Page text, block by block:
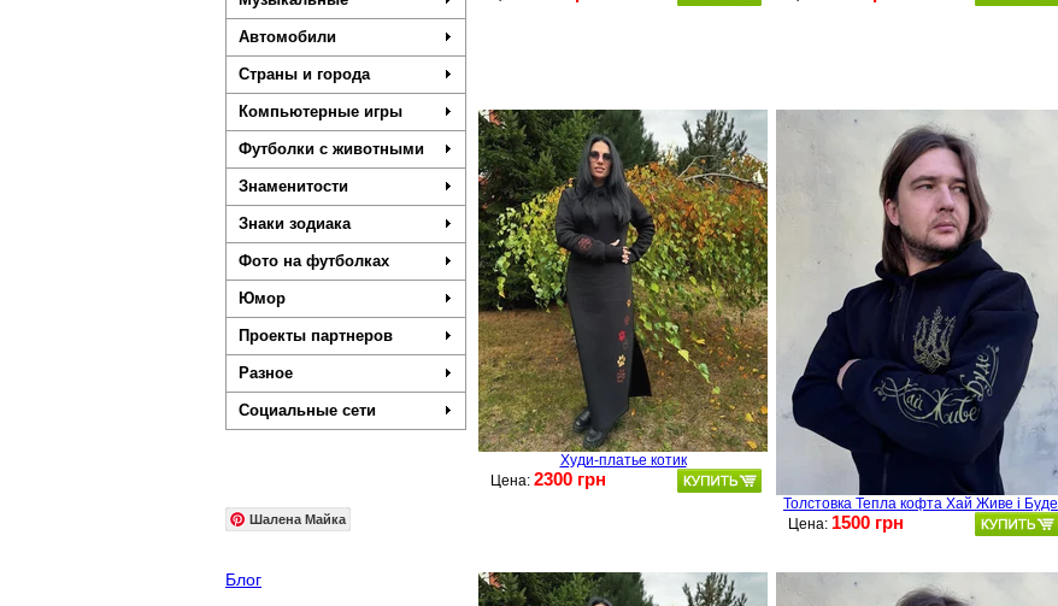
Автомобили
Страны и города
Компьютерные игры
Футболки с животными
Знаменитости
Знаки зодиака
Фото на футболках
Юмор
Проекты партнеров
Разное
Социальные сети
Шалена Майка
Блог
Худи-платье котик
Цена: 2300 грн
Толстовка Тепла кофта Хай Живе і Буде
Цена: 1500 грн